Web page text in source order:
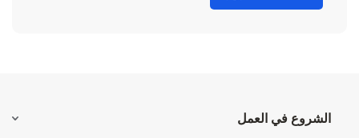
الشروع في العمل